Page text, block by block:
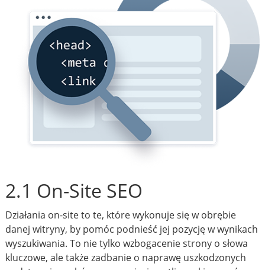
2.1 On-Site SEO
Działania on-site to te, które wykonuje się w obrębie
danej witryny, by pomóc podnieść jej pozycję w wynikach
wyszukiwania. To nie tylko wzbogacenie strony o słowa
kluczowe, ale także zadbanie o naprawę uszkodzonych